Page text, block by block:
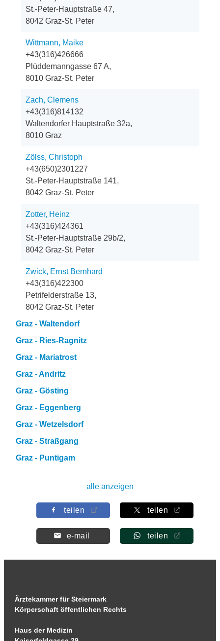
St.-Peter-Hauptstraße 47,
8042 Graz-St. Peter
Wittmann, Maike
+43(316)426666
Plüddemanngasse 67 A,
8010 Graz-St. Peter
Zach, Clemens
+43(316)814132
Waltendorfer Hauptstraße 32a,
8010 Graz
Zölss, Christoph
+43(650)2301227
St.-Peter-Hauptstraße 141,
8042 Graz-St. Peter
Zotter, Heinz
+43(316)424361
St.-Peter-Hauptstraße 29b/2,
8042 Graz-St. Peter
Zwick, Ernst Bernhard
+43(316)422300
Petrifelderstraße 13,
8042 Graz-St. Peter
Graz - Waltendorf
Graz - Ries-Ragnitz
Graz - Mariatrost
Graz - Andritz
Graz - Gösting
Graz - Eggenberg
Graz - Wetzelsdorf
Graz - Straßgang
Graz - Puntigam
alle anzeigen
teilen teilen
e-mail teilen
Ärztekammer für Steiermark
Körperschaft öffentlichen Rechts
Haus der Medizin